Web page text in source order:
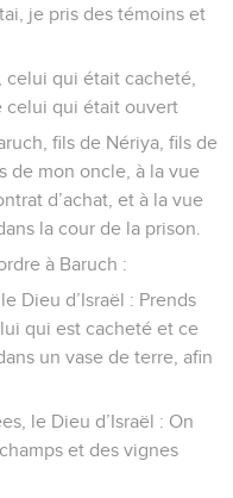
je pris des témoins et
celui qui était cacheté,
celui qui était ouvert
fils de Nériya, fils de
de mon oncle, à la vue
d’achat, et à la vue
la cour de la prison.
à Baruch :
Dieu d’Israël : Prends
qui est cacheté et ce
un vase de terre, afin
le Dieu d’Israël : On
et des vignes